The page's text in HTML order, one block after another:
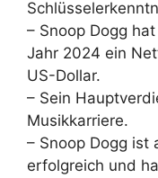
– Snoop Dogg
Jahr 2024 ein
US-Dollar.
– Sein
Musikkarriere.
– Snoop Dogg ist
erfolgreich und